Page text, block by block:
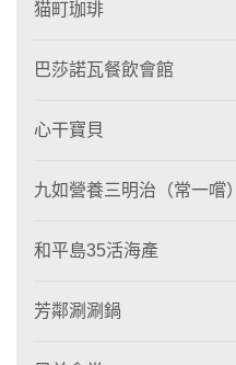
猫町珈琲
巴莎諾瓦餐飲會館
心干寶貝
九如營養三明治（常一嚐）
和平島35活海產
芳鄰涮涮鍋